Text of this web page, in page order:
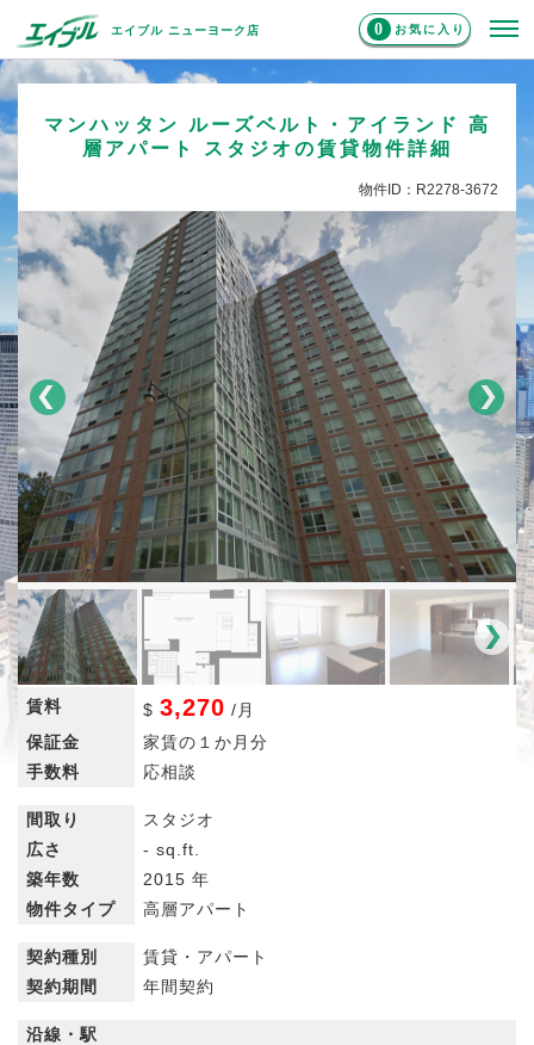
エイブル ニューヨーク店 0 お気に入り
マンハッタン ルーズベルト・アイランド 高
層アパート スタジオの賃貸物件詳細
物件ID：R2278-3672
賃料 $ 3,270 / 月
保証金
家賃の１か月分
手数料
応相談
間取り
スタジオ
広さ
- sq.ft.
築年数
2015 年
物件タイプ
高層アパート
契約種別
賃貸・アパート
契約期間
年間契約
沿線・駅